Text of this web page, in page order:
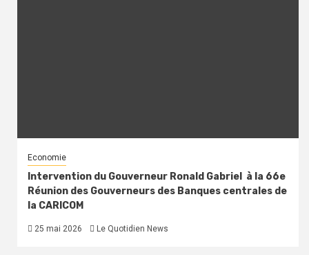
Economie
Intervention du Gouverneur Ronald Gabriel à la 66e
Réunion des Gouverneurs des Banques centrales de
la CARICOM
25 mai 2026 Le Quotidien News